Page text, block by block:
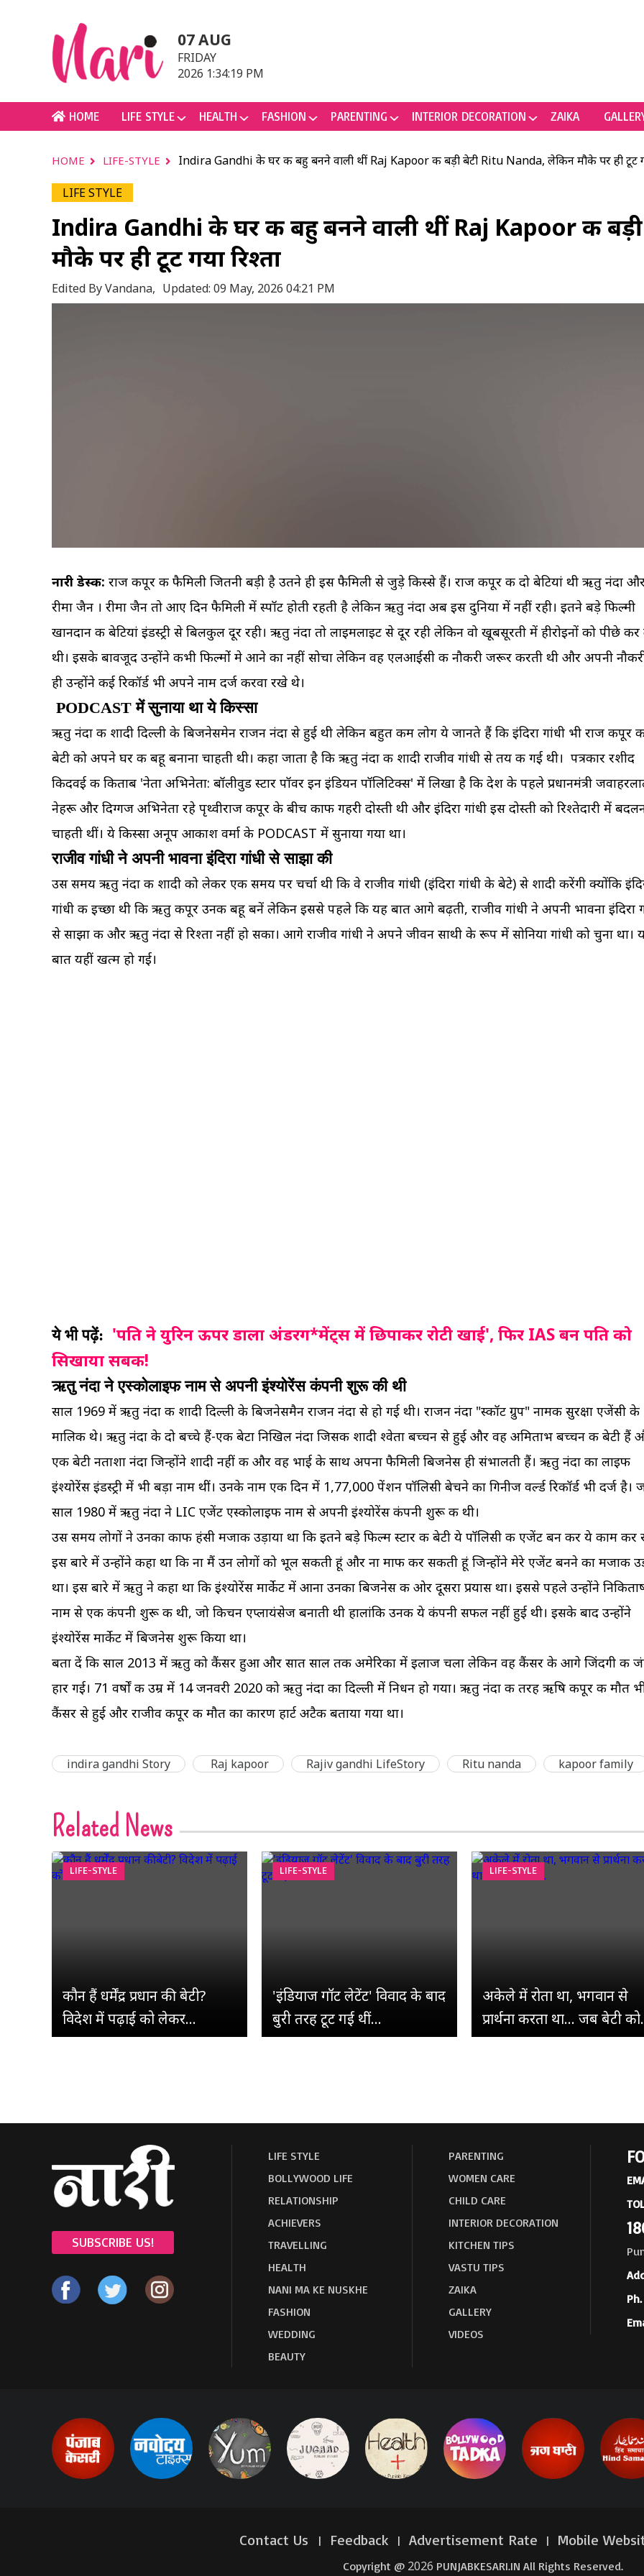
07 AUG
FRIDAY
2026 1:34:19 PM
HOME LIFE STYLE HEALTH FASHION PARENTING INTERIOR DECORATION ZAIKA
HOME LIFE-STYLE Indira Gandhi के घर की बहु बनने वाली थीं Raj Kapoor की बड़ी बेटी Ritu Nanda, लेकिन मौके पर ही टूट
LIFE STYLE
Indira Gandhi के घर की बहु बनने वाली थीं Raj Kapoor की
मौके पर ही टूट गया रिश्ता
Edited By Vandana, Updated: 09 May, 2026 04:21 PM
नारी डेस्क: राज कपूर की फैमिली जितनी बड़ी है उतने ही इस फैमिली से जुड़े किस्से हैं। राज कपूर की दो बेटियां थी ऋतु नंदा
रीमा जैन । रीमा जैन तो आए दिन फैमिली में स्पॉट होती रहती है लेकिन ऋतु नंदा अब इस दुनिया में नहीं रही। इतने बड़े फिल्मी
खानदान की बेटियां इंडस्ट्री से बिलकुल दूर रही। ऋतु नंदा तो लाइमलाइट से दूर रही लेकिन वो खूबसूरती में हीरोइनों को पीछे कर
थी। इसके बावजूद उन्होंने कभी फिल्मोंं मे आने का नहीं सोचा लेकिन वह एलआईसी की नौकरी जरूर करती थी और अपनी
ही उन्होंने कई रिकॉर्ड भी अपने नाम दर्ज करवा रखे थे।
PODCAST में सुनाया था ये किस्सा
ऋतु नंदा की शादी दिल्ली के बिजनेसमेन राजन नंदा से हुई थी लेकिन बहुत कम लोग ये जानते हैं कि इंदिरा गांधी भी राज कपूर
बेटी को अपने घर की बहू बनाना चाहती थी। कहा जाता है कि ऋतु नंदा की शादी राजीव गांधी से तय की गई थी। पत्रकार रशीद
किदवई की किताब 'नेता अभिनेता: बॉलीवुड स्टार पॉवर इन इंडियन पॉलिटिक्स' में लिखा है कि देश के पहले प्रधानमंत्री
नेहरू और दिग्गज अभिनेता रहे पृथ्वीराज कपूर के बीच काफी गहरी दोस्ती थी और इंदिरा गांधी इस दोस्ती को रिश्तेदारी में
चाहती थीं। ये किस्सा अनूप आकाश वर्मा के PODCAST में सुनाया गया था।
राजीव गांधी ने अपनी भावना इंदिरा गांधी से साझा की
उस समय ऋतु नंदा की शादी को लेकर एक समय पर चर्चा थी कि वे राजीव गांधी (इंदिरा गांधी के बेटे) से शादी करेंगी क्योंकि
गांधी की इच्छा थी कि ऋतु कपूर उनकी बहू बनें लेकिन इससे पहले कि यह बात आगे बढ़ती, राजीव गांधी ने अपनी भावना इंदिरा
से साझा की और ऋतु नंदा से रिश्ता नहीं हो सका। आगे राजीव गांधी ने अपने जीवन साथी के रूप में सोनिया गांधी को चुना था।
बात यहीं खत्म हो गई।
ये भी पढ़ें: 'पति ने युरिन ऊपर डाला अंडरग*मेंट्स में छिपाकर रोटी खाई', फिर IAS बन पति को
स‍िखाया सबक!
ऋतु नंदा ने एस्कोलाइफ नाम से अपनी इंश्योरेंस कंपनी शुरू की थी
साल 1969 में ऋतु नंदा की शादी दिल्ली के बिजनेसमैन राजन नंदा से हो गई थी। राजन नंदा "स्कॉट ग्रुप" नामक सुरक्षा एजेंसी के
मालिक थे। ऋतु नंदा के दो बच्चे हैं-एक बेटा निखिल नंदा जिसकी शादी श्वेता बच्चन से हुई और वह अमिताभ बच्चन की बेटी हैं
एक बेटी नताशा नंदा जिन्होंने शादी नहीं की और वह भाई के साथ अपना फैमिली बिजनेस ही संभालती हैं। ऋतु नंदा का लाइफ
इंश्योरेंस इंडस्ट्री में भी बड़ा नाम थीं। उनके नाम एक दिन में 1,77,000 पेंशन पॉलिसी बेचने का गिनीज वर्ल्ड रिकॉर्ड भी दर्ज है।
साल 1980 में ऋतु नंदा ने LIC एजेंट एस्कोलाइफ नाम से अपनी इंश्योरेंस कंपनी शुरू की थी।
उस समय लोगों ने उनका काफी हंसी मजाक उड़ाया था कि इतने बड़े फिल्म स्टार की बेटी ये पॉलिसी की एजेंट बन कर ये काम कर
इस बारे में उन्होंने कहा था कि ना मैं उन लोगों को भूल सकती हूं और ना माफ कर सकती हूं जिन्होंने मेरे एजेंट बनने का मजाक
था। इस बारे में ऋतु ने कहा था कि इंश्योरेंस मार्केट में आना उनका बिजनेस की ओर दूसरा प्रयास था। इससे पहले उन्होंने
नाम से एक कंपनी शुरू की थी, जो किचन एप्लायंसेज बनाती थी हालांकि उनकी ये कंपनी सफल नहीं हुई थी। इसके बाद उन्होंने
इंश्योरेंस मार्केट में बिजनेस शुरू किया था।
बता दें कि साल 2013 में ऋतु को कैंसर हुआ और सात साल तक अमेरिका में इलाज चला लेकिन वह कैंसर के आगे जिंदगी की
हार गई। 71 वर्षों की उम्र में 14 जनवरी 2020 को ऋतु नंदा का दिल्ली में निधन हो गया। ऋतु नंदा की तरह ऋषि कपूर की मौत
कैंसर से हुई और राजीव कपूर की मौत का कारण हार्ट अटैक बताया गया था।
indira gandhi Story Raj kapoor Rajiv gandhi LifeStory Ritu nanda kapoor family
Related News
LIFE-STYLE
कौन हैं धर्मेंद्र प्रधान की बेटी?
विदेश में पढ़ाई को लेकर...
LIFE-STYLE
'इंडियाज गॉट लेटेंट' विवाद के बाद
बुरी तरह टूट गई थीं...
LIFE-STYLE
अकेले में रोता था, भगवान से
प्रार्थना करता था... जब बेटी
SUBSCRIBE US!
LIFE STYLE
BOLLYWOOD LIFE
RELATIONSHIP
ACHIEVERS
TRAVELLING
HEALTH
NANI MA KE NUSKHE
FASHION
WEDDING
BEAUTY
PARENTING
WOMEN CARE
CHILD CARE
INTERIOR DECORATION
KITCHEN TIPS
VASTU TIPS
ZAIKA
GALLERY
VIDEOS
Ph.
Contact Us | Feedback | Advertisement Rate | Mobile
Copyright @ 2026 PUNJABKESARI.IN All Rights Reserved.